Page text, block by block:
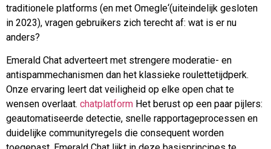
traditionele platforms (en met Omegle‘(uiteindelijk gesloten
in 2023), vragen gebruikers zich terecht af: wat is er nu
anders?
Emerald Chat adverteert met strengere moderatie- en
antispammechanismen dan het klassieke roulettetijdperk.
Onze ervaring leert dat veiligheid op elke open chat te
wensen overlaat. chatplatform Het berust op een paar pijlers:
geautomatiseerde detectie, snelle rapportageprocessen en
duidelijke communityregels die consequent worden